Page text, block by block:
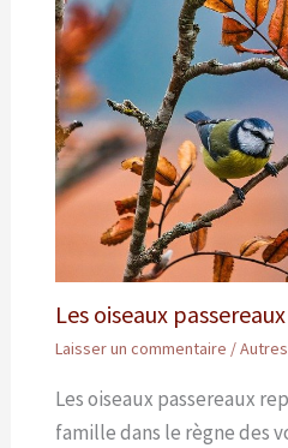
Les oiseaux passereaux
Laisser un commentaire /
Les oiseaux passereaux
famille dans le règne des